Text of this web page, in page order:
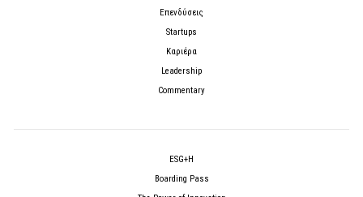
Επενδύσεις
Startups
Καριέρα
Leadership
Commentary
ESG+H
Boarding Pass